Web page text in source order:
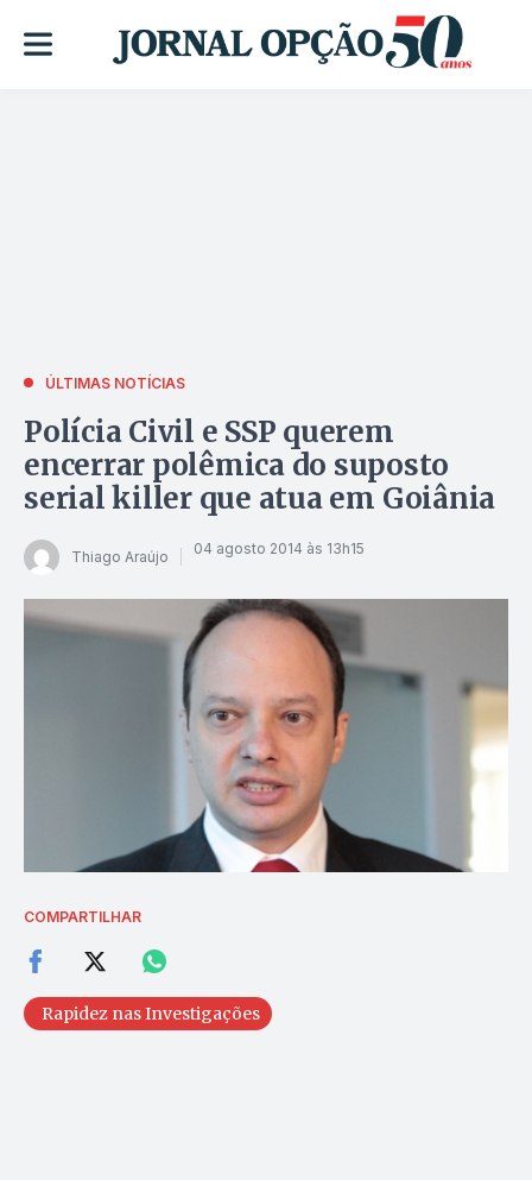
ÚLTIMAS NOTÍCIAS
Polícia Civil e SSP querem
encerrar polêmica do suposto
serial killer que atua em Goiânia
Thiago Araújo 04 agosto 2014 às 13h15
COMPARTILHAR
Rapidez nas Investigações